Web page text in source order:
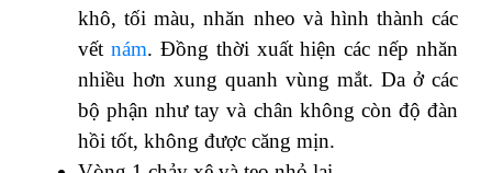
khô, tối màu, nhăn nheo và hình thành các
vết nám. Đồng thời xuất hiện các nếp nhăn
nhiều hơn xung quanh vùng mắt. Da ở các
bộ phận như tay và chân không còn độ đàn
hồi tốt, không được căng mịn.